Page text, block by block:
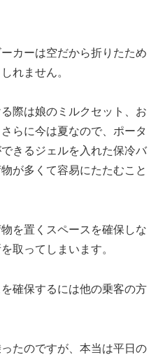
カーは空だから折りたため
れません。
際は娘のミルクセット、お
らに今は夏なので、ポータ
きるジェルを入れた保冷バ
が多くて容易にたたむこと
を置くスペースを確保しな
取ってしまいます。
確保するには他の乗客の方
たのですが、本当は平日の